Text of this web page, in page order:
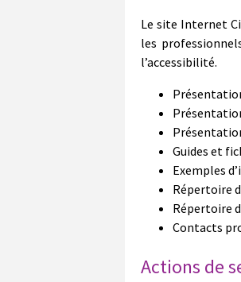
Le site Internet
les
l’accessibilité.
Guides et
Exemples
Répertoire
Répertoire
Contacts
Actions de